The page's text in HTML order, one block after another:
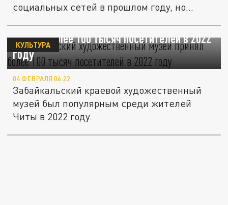
социальных сетей в прошлом году, но...
Забайкальский художественный музей
принял более 100 тысяч посетителей в 2022
году
КУЛЬТУРА
04 ФЕВРАЛЯ 06:22
Забайкальский краевой художественный
музей был популярным среди жителей
Читы в 2022 году.